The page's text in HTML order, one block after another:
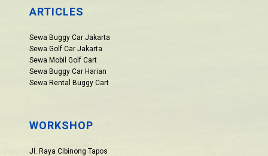
ARTICLES
Sewa Buggy Car Jakarta
Sewa Golf Car Jakarta
Sewa Mobil Golf Cart
Sewa Buggy Car Harian
Sewa Rental Buggy Cart
WORKSHOP
Jl. Raya Cibinong Tapos